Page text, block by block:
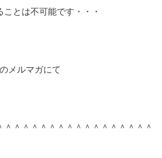
とは不可能です・・・
メルマガにて
＾＾＾＾＾＾＾＾＾＾＾＾＾＾＾＾＾